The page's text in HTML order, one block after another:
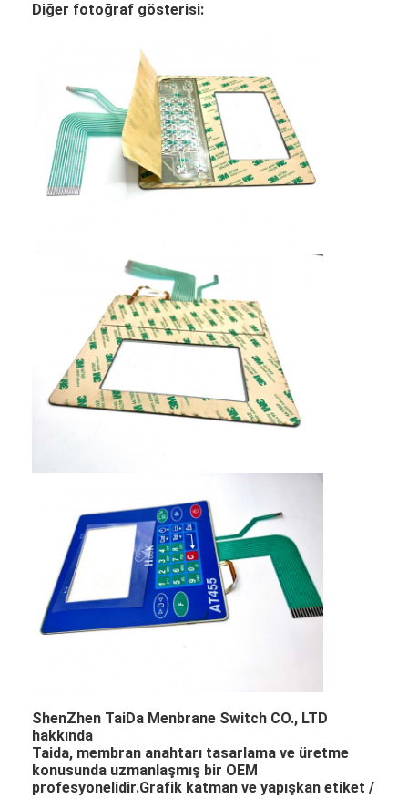
Diğer fotoğraf gösterisi:
ShenZhen TaiDa Menbrane Switch CO., LTD
hakkında
Taida, membran anahtarı tasarlama ve üretme
konusunda uzmanlaşmış bir OEM
profesyonelidir.Grafik katman ve yapışkan etiket /